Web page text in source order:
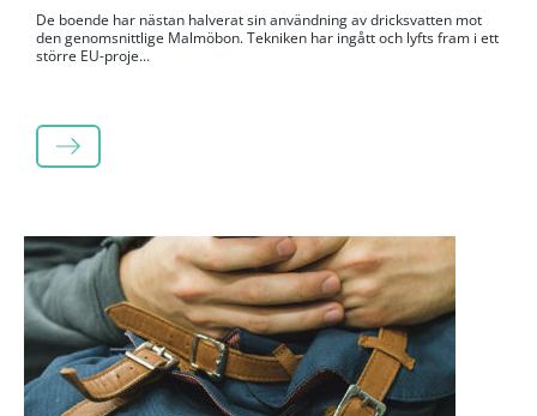
De boende har nästan halverat sin användning av dricksvatten mot
den genomsnittlige Malmöbon. Tekniken har ingått och lyfts fram i ett
större EU-proje...
LÄS MER